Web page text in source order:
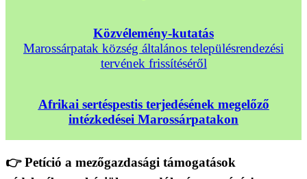
Közvélemény-kutatás
Marossárpatak község általános településrendezési
tervének frissítéséről
Afrikai sertéspestis terjedésének megelőző
intézkedései Marossárpatakon
👉 Petíció a mezőgazdasági támogatások